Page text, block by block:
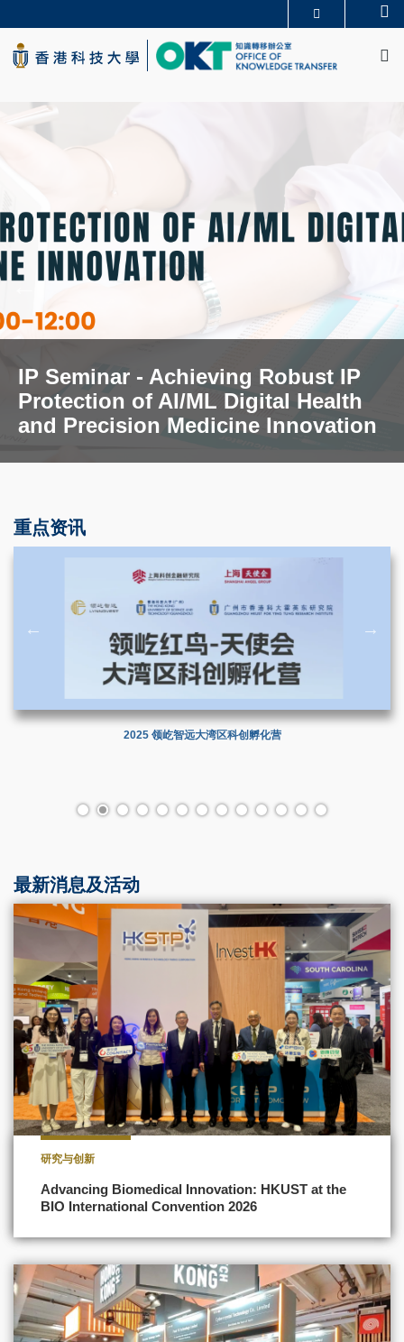
to
main
content
学术部门索引
生活@科大
图书馆
认识科大
IP Seminar - Achieving Robust IP
Protection of AI/ML Digital Health
and Precision Medicine Innovation
重点资讯
2025 领屹智远大湾区科创孵化营
最新消息及活动
研究与创新
Advancing Biomedical Innovation: HKUST at the
BIO International Convention 2026